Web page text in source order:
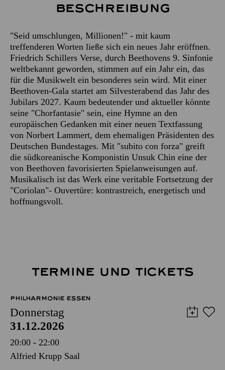
Beschreibung
"Seid umschlungen, Millionen!" - mit kaum
treffenderen Worten ließe sich ein neues Jahr eröffnen.
Friedrich Schillers Verse, durch Beethovens 9. Sinfonie
weltbekannt geworden, stimmen auf ein Jahr ein, das
für die Musikwelt ein besonderes sein wird. Mit einer
Beethoven-Gala startet am Silvesterabend das Jahr des
Jubilars 2027. Kaum bedeutender und aktueller könnte
seine "Chorfantasie" sein, eine Hymne an den
europäischen Gedanken mit einer neuen Textfassung
von Norbert Lammert, dem ehemaligen Präsidenten des
Deutschen Bundestages. Mit "subito con forza" greift
die südkoreanische Komponistin Unsuk Chin eine der
von Beethoven favorisierten Spielanweisungen auf.
Musikalisch ist das Werk eine veritable Fortsetzung der
"Coriolan"- Ouvertüre: kontrastreich, energetisch und
hoffnungsvoll.
TERMINE UND TICKETS
PHILHARMONIE ESSEN
Donnerstag
31.12.2026
20:00 - 22:00
Alfried Krupp Saal